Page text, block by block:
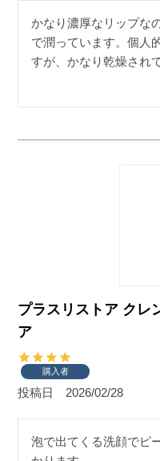
かなり濃厚なリップな
で潤っています。個人
すが、かなり乾燥され
プラスリストア クレ
ア
購入者
投稿日 2026/02/28
泡で出てくる洗顔でピ